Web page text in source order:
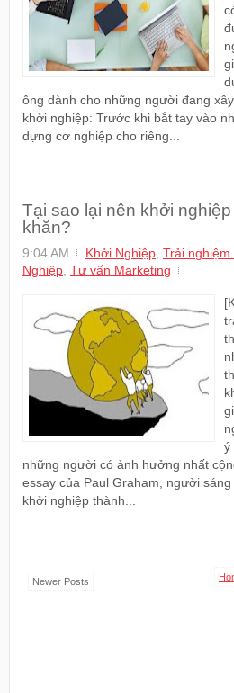
ông dành cho những người đang
khởi nghiệp: Trước khi bắt tay vào
dựng cơ nghiệp cho riêng...
Tại sao lại nên khởi
khăn?
9:04 AM Khởi Nghiệp, Trải
Nghiệp, Tư vấn Marketing
ý
những người có ảnh hưởng nhất
essay của Paul Graham, người
khởi nghiệp thành...
Newer Posts